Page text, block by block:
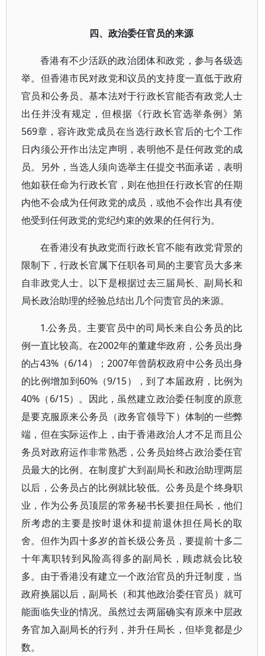
四、政治委任官员的来源
香港有不少活跃的政治团体和政党，参与各级选
举。但香港市民对政党和议员的支持度一直低于政府
官员和公务员。基本法对于行政长官能否有政党人士
出任并没有规定，但根据《行政长官选举条例》第
569章，容许政党成员在当选行政长官后的七个工作
日内须公开作出法定声明，表明他不是任何政党的成
员。另外，当选人须向选举主任提交书面承诺，表明
他如获任命为行政长官，则在他担任行政长官的任期
内他不会成为任何政党的成员，或他不会作出具有使
他受到任何政党的党纪约束的效果的任何行为。
在香港没有执政党而行政长官不能有政党背景的
限制下，行政长官属下任职各司局的主要官员大多来
自非政党人士。以下是根据过去三届局长、副局长和
局长政治助理的经验总结出几个问责官员的来源。
1.公务员。主要官员中的司局长来自公务员的比
例一直比较高。在2002年的董建华政府，公务员出身
的占43%（6/14）；2007年曾荫权政府中公务员出身
的比例增加到60%（9/15），到了本届政府，比例为
40%（6/15）。因此，虽然建立政治委任制度的原意
是要克服原来公务员（政务官领导下）体制的一些弊
端，但在实际运作上，由于香港政治人才不足而且公
务员对政府运作非常熟悉，公务员始终占政治委任官
员最大的比例。在制度扩大到副局长和政治助理两层
以后，公务员占的比例就比较低。公务员是个终身职
业，作为公务员顶层的常务秘书长要担任局长，他们
所考虑的主要是按时退休和提前退休担任局长的取
舍。但作为四十多岁的首长级公务员，要提前十多二
十年离职转到风险高得多的副局长，顾虑就会比较
多。由于香港没有建立一个政治官员的升迁制度，当
政府换届以后，副局长（和其他政治委任官员）就可
能面临失业的情况。虽然过去两届确实有原来中层政
务官加入副局长的行列，并升任局长，但毕竟都是少
数。